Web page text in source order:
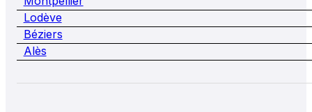
Lodève
Béziers
Alès